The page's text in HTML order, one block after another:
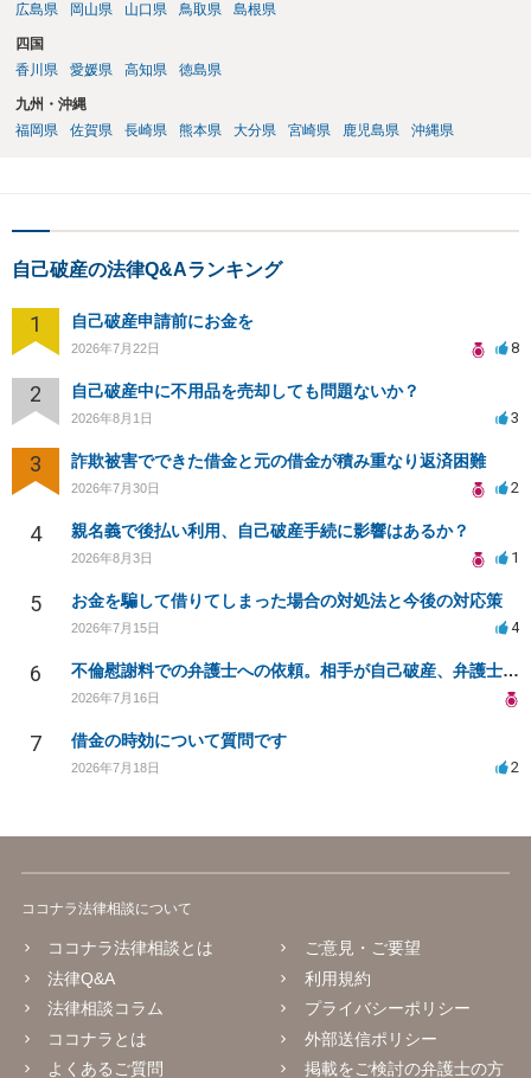
広島県
岡山県 山口県 鳥取県 島根県
四国
香川県
愛媛県 高知県 徳島県
九州・沖縄
福岡県
佐賀県 長崎県 熊本県 大分県 宮崎県 鹿児島県 沖縄県
自己破産の法律Q&Aランキング
1 自己破産申請前にお金を
2026年7月22日 8
2 自己破産中に不用品を売却しても問題ないか？
2026年8月1日 3
3 詐欺被害でできた借金と元の借金が積み重なり返済困難
2026年7月30日 2
4 親名義で後払い利用、自己破産手続に影響はあるか？
2026年8月3日 1
5 お金を騙して借りてしまった場合の対処法と今後の対応策
2026年7月15日 4
6 不倫慰謝料での弁護士への依頼。相手が自己破産、弁護士との契約範囲は？
2026年7月16日
7 借金の時効について質問です
2026年7月18日 2
ココナラ法律相談について
ココナラ法律相談とは
法律Q&A
法律相談コラム
ココナラとは
よくあるご質問
ご意見・ご要望
利用規約
プライバシーポリシー
外部送信ポリシー
掲載をご検討の弁護士の方